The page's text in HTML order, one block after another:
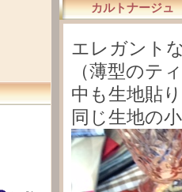
カルトナージ
エレガント
（薄型のテ
中も生地貼
同じ生地の